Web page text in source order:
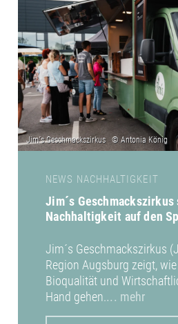
NEWS NACHHALTIGKEIT
Jim´s Geschmackszirkus
Nachhaltigkeit auf den
Jim´s Geschmackszirkus
Region Augsburg zeigt,
Bioqualität und
Hand gehen.... mehr